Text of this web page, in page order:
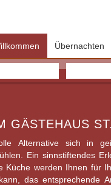
Übernachten
GÄSTEHAUS
Alternative sich in
Ein sinnstiftendes
Küche werden Ihnen für
das entsprechende
eine Feier oder